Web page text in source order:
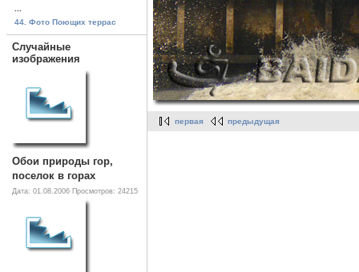
44. Фото Поющих террас
Случайные
изображения
Обои природы гор,
поселок в горах
Дата: 01.08.2006 Просмотров: 24215
первая предыдущая